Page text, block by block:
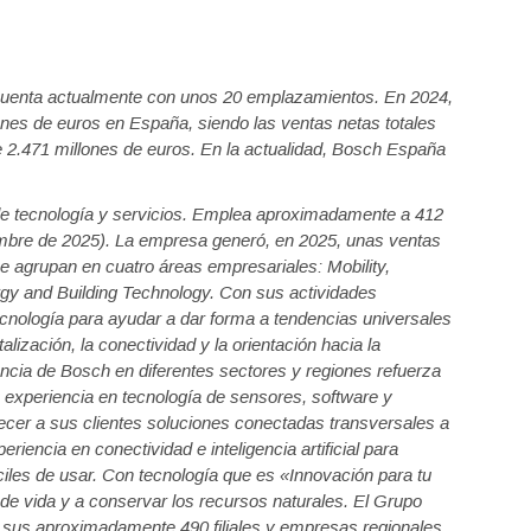
actualmente con unos 20 emplazamientos. En 2024,
de euros en España, siendo las ventas netas totales
millones de euros. En la actualidad, Bosch España
tecnología y servicios. Emplea aproximadamente a 412
de 2025). La empresa generó, en 2025, unas ventas
agrupan en cuatro áreas empresariales: Mobility,
and Building Technology. Con sus actividades
para ayudar a dar forma a tendencias universales
la conectividad y la orientación hacia la
de Bosch en diferentes sectores y regiones refuerza
en tecnología de sensores, software y
a sus clientes soluciones conectadas transversales a
en conectividad e inteligencia artificial para
de usar. Con tecnología que es «Innovación para tu
vida y a conservar los recursos naturales. El Grupo
aproximadamente 490 filiales y empresas regionales